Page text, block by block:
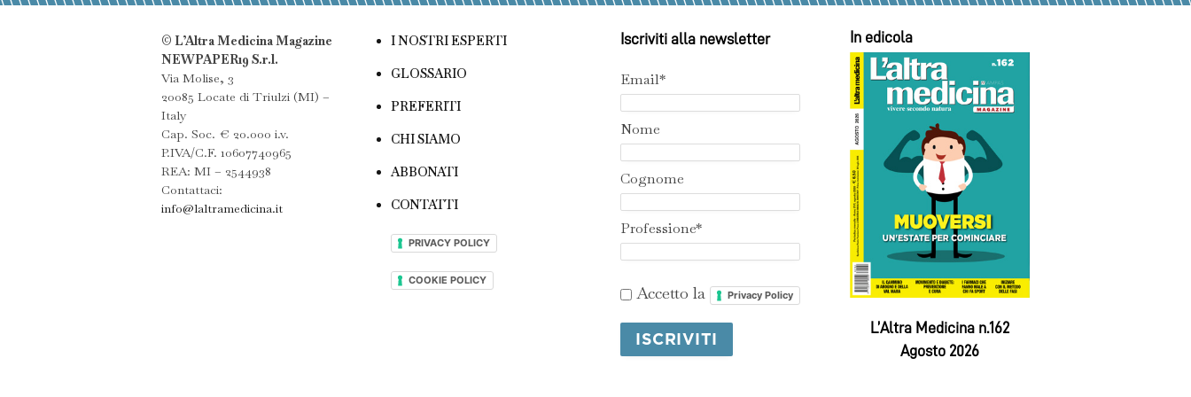
© L’Altra Medicina Magazine
NEWPAPER19 S.r.l.
Via Molise, 3
20085 Locate di Triulzi (MI) –
Italy
Cap. Soc. € 20.000 i.v.
P.IVA/C.F. 10607740965
REA: MI – 2544938
Contattaci:
info@laltramedicina.it
I NOSTRI ESPERTI
GLOSSARIO
PREFERITI
CHI SIAMO
ABBONATI
CONTATTI
PRIVACY POLICY
COOKIE POLICY
Iscriviti alla newsletter
Email*
Nome
Cognome
Professione*
Accetto la Privacy Policy
In edicola
L’Altra Medicina n.162
Agosto 2026